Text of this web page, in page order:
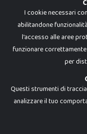
Dadi e Mattoncini è un brand
espressamente autorizzato
brand elencati nel presente
I prezzi e le promozioni
negozio.
Giocabene Srl - via della Posta
P.IVA 02608090425 - REA
I cookie necessari
abilitandone
l'accesso alle aree
funzionare
per
Questi strumenti di
analizzare il tuo